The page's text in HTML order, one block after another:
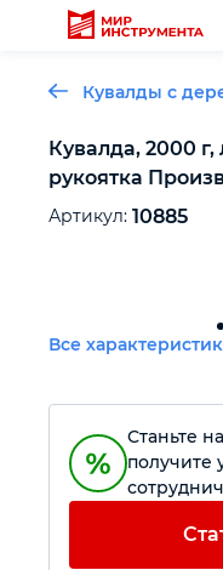
Отделочный
Столярный
Силовое
Кувалды с
Кувалда, 2000
рукоятка
Артикул: 10885
Все
Станьте
получите